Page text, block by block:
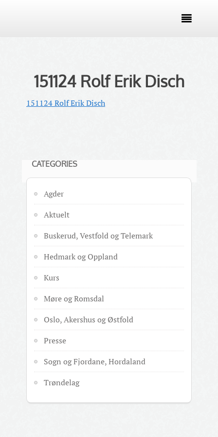

151124 Rolf Erik Disch
151124 Rolf Erik Disch
CATEGORIES
Agder
Aktuelt
Buskerud, Vestfold og Telemark
Hedmark og Oppland
Kurs
Møre og Romsdal
Oslo, Akershus og Østfold
Presse
Sogn og Fjordane, Hordaland
Trøndelag